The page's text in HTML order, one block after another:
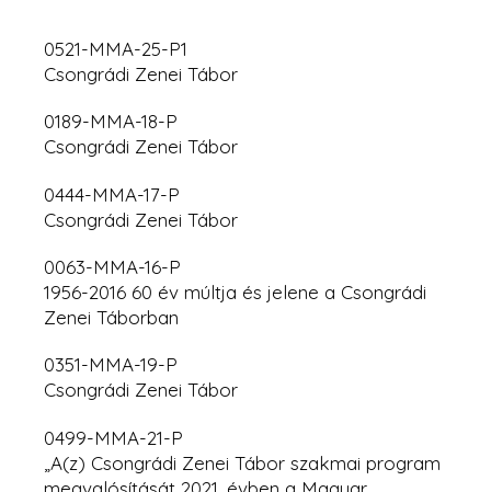
0521-MMA-25-P1
Csongrádi Zenei Tábor
0189-MMA-18-P
Csongrádi Zenei Tábor
0444-MMA-17-P
Csongrádi Zenei Tábor
0063-MMA-16-P
1956-2016 60 év múltja és jelene a Csongrádi
Zenei Táborban
0351-MMA-19-P
Csongrádi Zenei Tábor
0499-MMA-21-P
„A(z) Csongrádi Zenei Tábor szakmai program